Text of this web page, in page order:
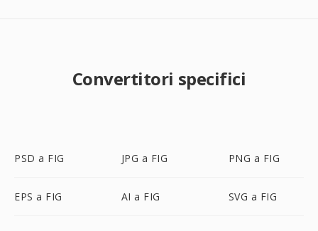
Convertitori specifici
PSD a FIG JPG a FIG PNG a FIG
EPS a FIG AI a FIG SVG a FIG